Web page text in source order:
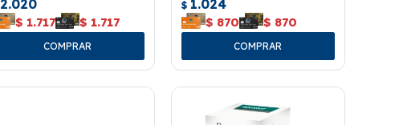
2.020
$ 1.717 $ 1.717
$ 1.024
$ 870 $ 870